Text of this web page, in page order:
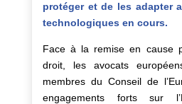
protéger et de les adapter
technologiques en cours.
Face à la remise en cause
droit, les avocats
membres du Conseil de
engagements forts sur